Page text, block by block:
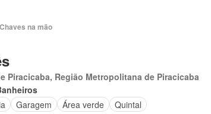
na mão
Piracicaba, Região Metropolitana de Piracicaba
Garagem Área verde Quintal